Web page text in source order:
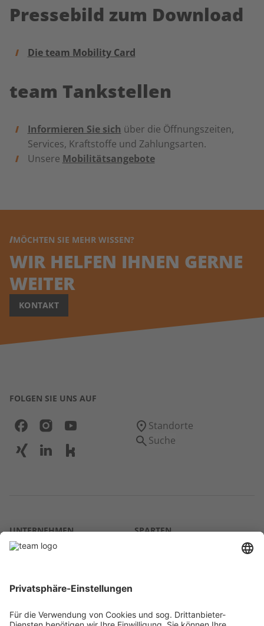
Pressebild zum Download
Die team Mobility Card
team Tankstellen
Informieren Sie sich über die Öffnungszeiten,
Services, Kraftstoffe und Zahlungsarten.
Unsere Mobilitätsangebote
MÖCHTEN SIE MEHR WISSEN?
WIR HELFEN IHNEN GERNE
WEITER
KONTAKT
FOLGEN SIE UNS AUF
Standorte
Suche
UNTERNEHMEN
Über uns
Karriere
Kontakt
SPARTEN